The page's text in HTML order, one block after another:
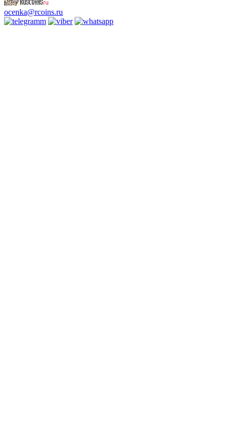
ocenka@rcoins.ru